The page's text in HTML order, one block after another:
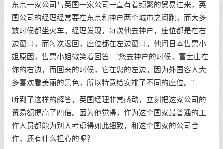
东京一家公司与英国一家公司一直有着频繁的贸易往来，英
国公司的经理经常要在东京和神户两个城市之间跑，而大多
数时候都坐火车。经理发现，每次他去神户，座位都是在右
边窗口，而每次返回，座位都在左边窗口。他问日本售票小
姐原因，售票小姐微笑着回答："您去神户的时候，富士山在
你的右边，而回来的时候，它在您的左边。因为外国客人大
多喜欢看美丽的景色，所以特意给安排了不同的座位。"
听到了这样的解答，英国经理非常感动，立刻把这家公司的
贸易额提高了四倍。因为他觉得，作为这个国家最普通的工
作人员都能为别人考虑得如此细致，和这个国家的公司合
作，还有什么担心的呢？